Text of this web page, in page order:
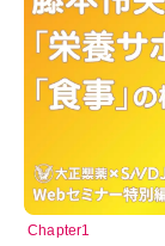
Chapter1